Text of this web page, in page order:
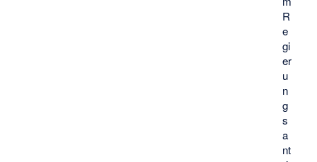
R
e
gi
er
u
n
g
s
a
nt